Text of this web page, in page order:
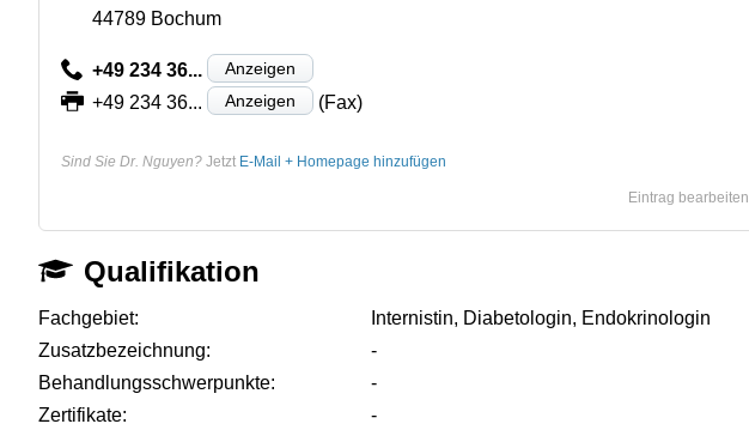
44789 Bochum
+49 234 36... Anzeigen
+49 234 36... Anzeigen (Fax)
Sind Sie Dr. Nguyen? Jetzt E-Mail + Homepage hinzufügen
Eintrag bearbeiten
Qualifikation
Fachgebiet:
Internistin, Diabetologin, Endokrinologin
Zusatzbezeichnung:
-
Behandlungsschwerpunkte:
-
Zertifikate:
-